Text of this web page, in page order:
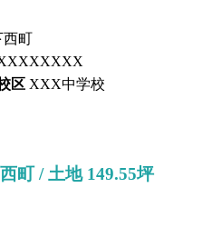
西町
区 XXX中学校
町 / 土地 149.55坪